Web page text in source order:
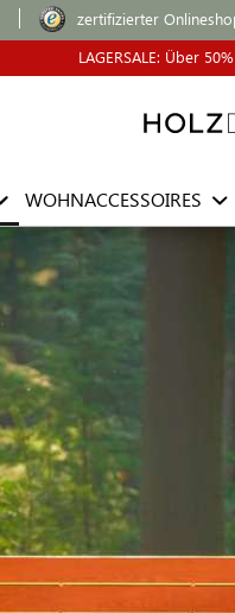
zertifizierter
LAGERSALE: Über
WOHNACCESSOIRES